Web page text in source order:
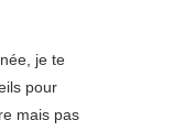
je te
pour
mais pas